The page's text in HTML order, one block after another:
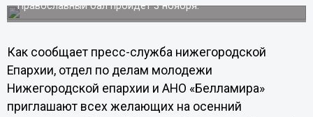
Православный бал пройдет 3 ноября.
Как сообщает пресс-служба нижегородской
Епархии, отдел по делам молодежи
Нижегородской епархии и АНО «Белламира»
приглашают всех желающих на осенний